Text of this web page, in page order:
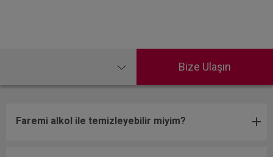
Bize Ulaşın
Faremi alkol ile temizleyebilir miyim?